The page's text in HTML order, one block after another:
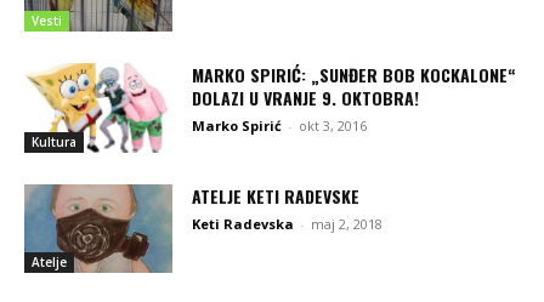
Vesti
Kultura
MARKO SPIRIĆ: „SUNĐER BOB KOCKALONE“
DOLAZI U VRANJE 9. OKTOBRA!
Marko Spirić - okt 3, 2016
Atelje
ATELJE KETI RADEVSKE
Keti Radevska - maj 2, 2018